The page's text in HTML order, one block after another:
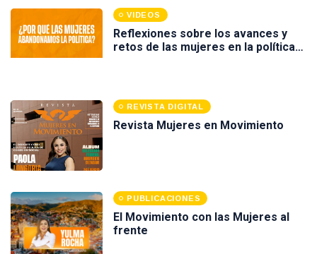
VIDEOS
Reflexiones sobre los avances y
retos de las mujeres en la política
REVISTA DIGITAL
Revista Mujeres en Movimiento
PUBLICACIONES
El Movimiento con las Mujeres al
frente